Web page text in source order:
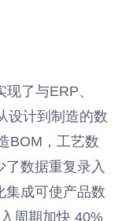
了与ERP、
设计到制造的数
BOM，工艺数
数据重复录入
集成可使产品数
周期加快 40%